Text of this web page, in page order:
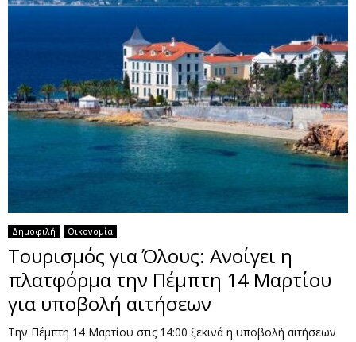
Δημοφιλή Οικονομία
Τουρισμός για Όλους: Ανοίγει η
πλατφόρμα την Πέμπτη 14 Μαρτίου
για υποβολή αιτήσεων
Την Πέμπτη 14 Μαρτίου στις 14:00 ξεκινά η υποβολή αιτήσεων